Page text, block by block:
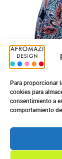
Para proporcionar
cookies para
consentimiento a
comportamiento
Vestido
EN-1980-3